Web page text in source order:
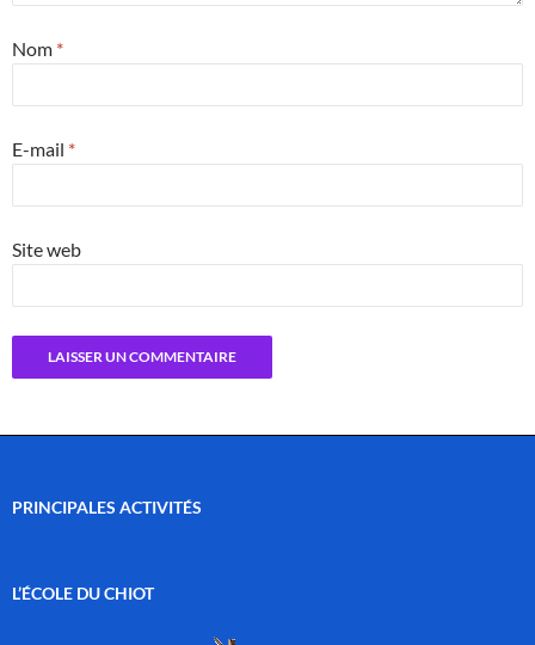
Nom *
E-mail *
Site web
PRINCIPALES ACTIVITÉS
L’ÉCOLE DU CHIOT